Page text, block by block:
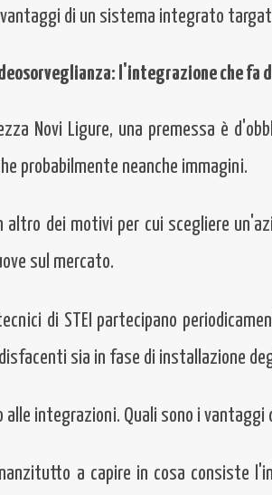
di un sistema integrato
l'integrazione che fa
Novi Ligure, una premessa è
probabilmente neanche immagini.
altro dei motivi per cui scegliere
sul mercato.
di STEI partecipano
sia in fase di installazione
alle integrazioni. Quali sono i
a capire in cosa consiste